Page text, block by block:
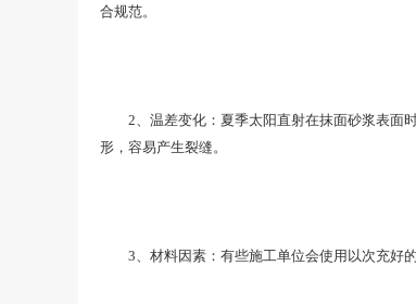
合规范。
2、温差变化：夏季太阳直射在抹面砂浆表面时
形，容易产生裂缝。
3、材料因素：有些施工单位会使用以次充好的